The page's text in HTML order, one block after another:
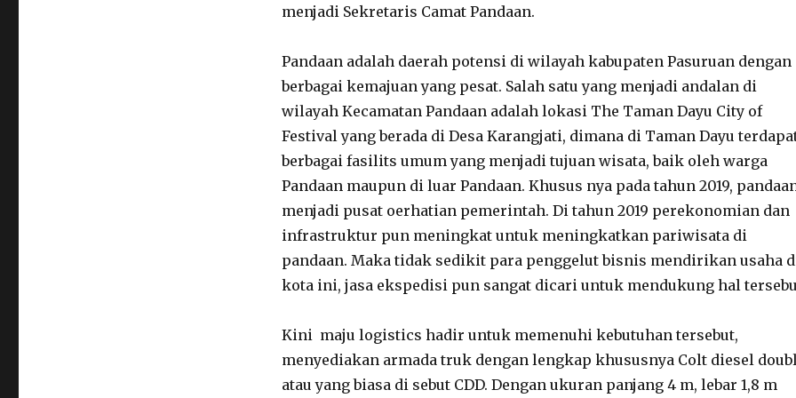
menjadi Sekretaris Camat Pandaan.
Pandaan adalah daerah potensi di wilayah kabupaten Pasuruan dengan
berbagai kemajuan yang pesat. Salah satu yang menjadi andalan di
wilayah Kecamatan Pandaan adalah lokasi The Taman Dayu City of
Festival yang berada di Desa Karangjati, dimana di Taman Dayu
berbagai fasilits umum yang menjadi tujuan wisata, baik oleh warga
Pandaan maupun di luar Pandaan. Khusus nya pada tahun 2019,
menjadi pusat oerhatian pemerintah. Di tahun 2019 perekonomian dan
infrastruktur pun meningkat untuk meningkatkan pariwisata di
pandaan. Maka tidak sedikit para penggelut bisnis mendirikan usaha
kota ini, jasa ekspedisi pun sangat dicari untuk mendukung hal
Kini maju logistics hadir untuk memenuhi kebutuhan tersebut,
menyediakan armada truk dengan lengkap khususnya Colt diesel
atau yang biasa di sebut CDD. Dengan ukuran panjang 4 m, lebar 1,8 m